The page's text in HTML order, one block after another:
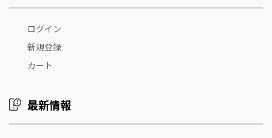
ログイン
新規登録
カート
最新情報